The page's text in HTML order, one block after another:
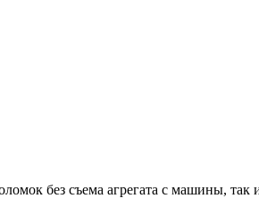
без съема агрегата с машины,